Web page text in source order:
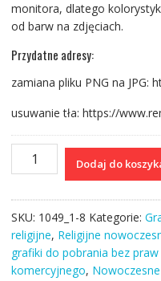
monitora, dlatego
od barw na zdjęciach.
Przydatne adresy:
zamiana pliku PNG na JPG:
usuwanie tła: https://
ilość
Najpiękniejsze
obrazy
religijne
portrety
Jezusa
grafiki
Dodaj do
SKU: 1049_1-8 Kategorie:
religijne, Religijne
grafiki do pobrania bez
komercyjnego,